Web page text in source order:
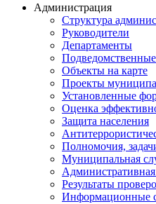
Администрация
Структура
Руководители
Департаменты
Объекты на карте
Проекты
Установленные
Оценка
Защита населения
Полномочия,
Муниципальная
Результаты
Информационные